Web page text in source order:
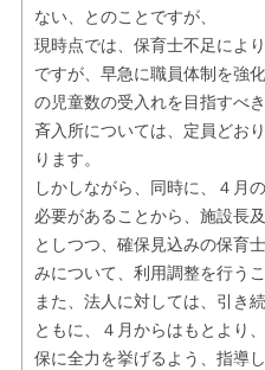
ない、とのことですが、
現時点では、保育士不足によ
ですが、早急に職員体制を強
の児童数の受入れを目指すべ
斉入所については、定員どお
ります。
しかしながら、同時に、４月
必要があることから、施設長
としつつ、確保見込みの保育
みについて、利用調整を行う
また、法人に対しては、引き
ともに、４月からはもとより
保に全力を挙げるよう、指導し